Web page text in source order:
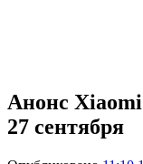
Анонс
27 сентября